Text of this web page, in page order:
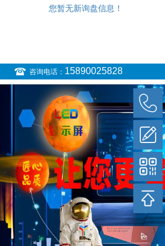
您暂无新询盘信息！
咨询电话： 15890025828